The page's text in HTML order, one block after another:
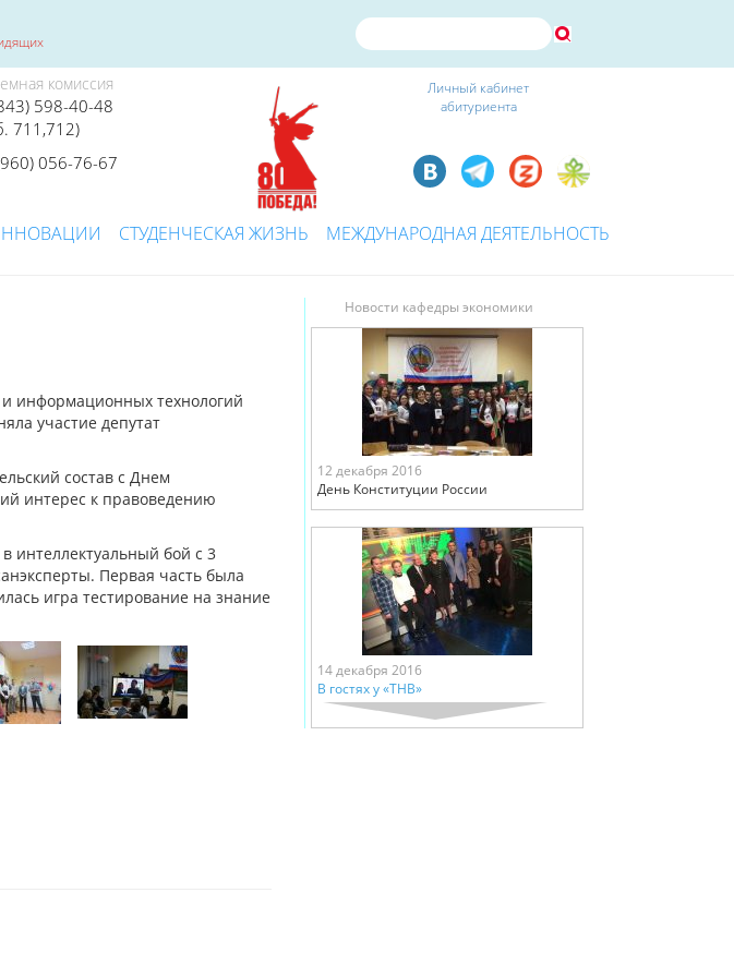
комиссия
598-40-48
711,712)
056-76-67
Личный кабинет
абитуриента
СТУДЕНЧЕСКАЯ ЖИЗНЬ МЕЖДУНАРОДНАЯ ДЕЯТЕЛЬНОСТЬ
информационных технологий
участие депутат
состав с Днем
интерес к правоведению
интеллектуальный бой с 3
Первая часть была
игра тестирование на знание
Новости кафедры экономики
12 декабря 2016
День Конституции России
14 декабря 2016
В гостях у «ТНВ»